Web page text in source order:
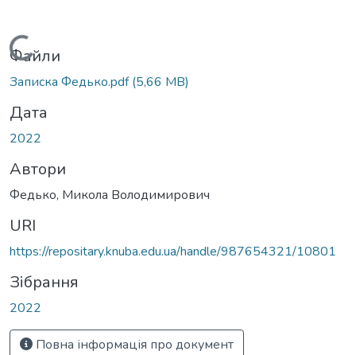
Вантажиться...
Файли
Записка Федько.pdf(5,66 MB)
Дата
2022
Автори
Федько, Микола Володимирович
URI
https://repositary.knuba.edu.ua/handle/987654321/10801
Зібрання
2022
Повна інформація про документ